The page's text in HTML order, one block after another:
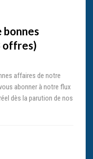
bonnes
offres)
affaires de notre
abonner à notre flux
dès la parution de nos